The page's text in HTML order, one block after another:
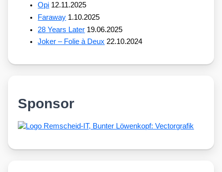
Opi 12.11.2025
Faraway 1.10.2025
28 Years Later 19.06.2025
Joker – Folie à Deux 22.10.2024
Sponsor